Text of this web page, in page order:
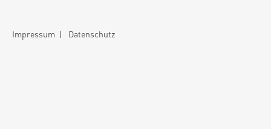
Impressum | Datenschutz